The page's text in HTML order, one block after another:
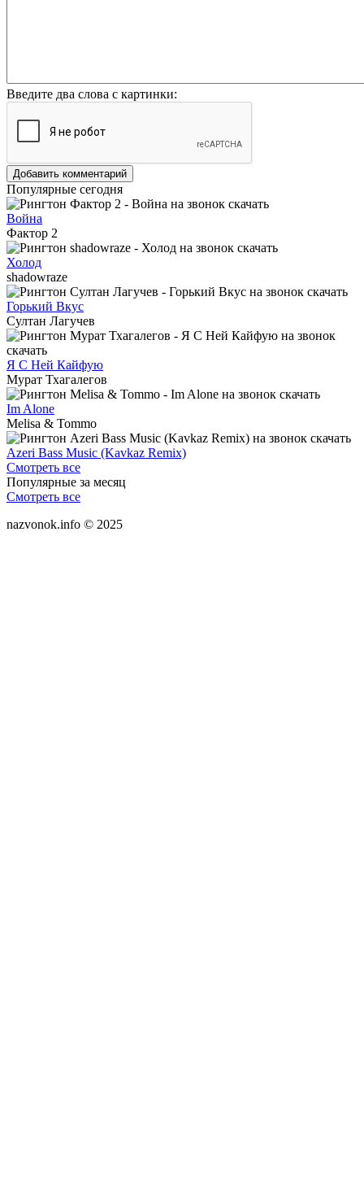
Введите два слова с картинки:
Добавить комментарий
Популярные сегодня
Война
Фактор 2
Холод
shadowraze
Горький Вкус
Султан Лагучев
Я С Ней Кайфую
Мурат Тхагалегов
Im Alone
Melisa & Tommo
Azeri Bass Music (Kavkaz Remix)
Смотреть все
Популярные за месяц
Смотреть все
nazvonok.info © 2025